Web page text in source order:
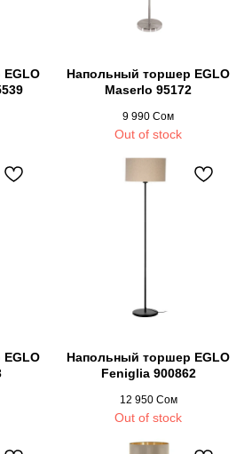
Напольный торшер EGLO
Maserlo 95172
9 990 Сом
Out of stock
Напольный торшер EGLO
Feniglia 900862
12 950 Сом
Out of stock